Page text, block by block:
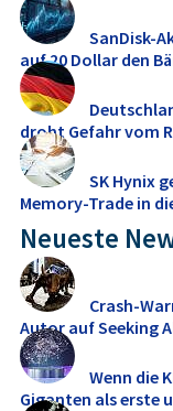
SanDisk-
auf 20 Dollar den
droht Gefahr vom
SK Hynix
Memory‑Trade in
Neueste
Crash-
Autor auf Seeking
Wenn die
Giganten als erste